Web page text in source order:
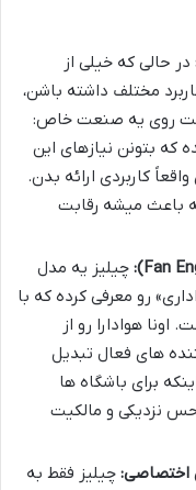
در حالی که خیلی از
مختلف داشته باشن،
روی یه صنعت خاص:
که بتونن نیازهای این
کاربردی ارائه بدن.
باعث میشه رقابت
چیلیز یه مدل
رو معرفی کرده که با
هوادارا رو از
های فعال تبدیل
برای باشگاه ها
حس نزدیکی و مالکیت
اختصاصی: چیلیز فقط به